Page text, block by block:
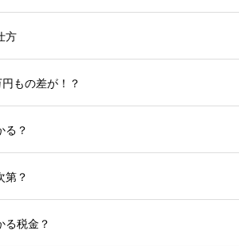
方
もの差が！？
る？
第？
る税金？